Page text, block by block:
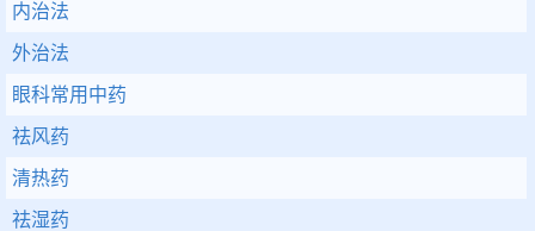
内治法
外治法
眼科常用中药
祛风药
清热药
祛湿药